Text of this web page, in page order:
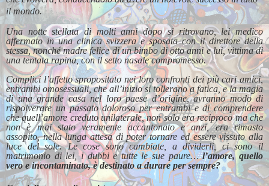
il mondo.
Una notte stellata di molti anni dopo si ritrovano, lei medico
affermato in una clinica svizzera e sposata con il direttore della
stessa, nonché madre felice di un bimbo di otto anni e lui, vittima di
una tentata rapina, con il setto nasale compromesso.
Complici l’affetto spropositato nei loro confronti dei più cari amici,
entrambi omosessuali, che all’inizio si tollerano a fatica, e la magia
di una grande casa nel loro paese d’origine, avranno modo di
rispolverare un passato doloroso per entrambi e di comprendere
che quell’amore creduto unilaterale, non solo era reciproco ma che
non è mai stato veramente accantonato e anzi, era rimasto
assopito, nella lunga attesa di poter tornare ed essere vissuto alla
luce del sole.Le cose sono cambiate, a dividerli, ci sono il
matrimonio di lei, i dubbi e tutte le sue paure…l’amore, quello
vero e incontaminato, è destinato a durare per sempre?